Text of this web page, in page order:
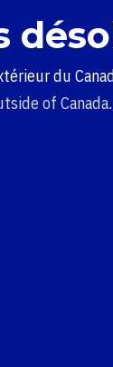
du
of Canada.